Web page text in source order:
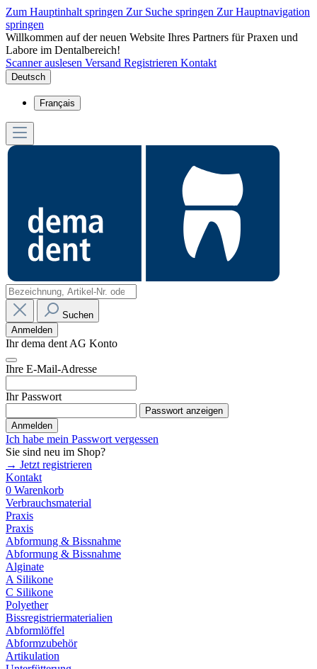
Zum Hauptinhalt springen Zur Suche springen Zur Hauptnavigation
springen
Willkommen auf der neuen Website Ihres Partners für Praxen und
Labore im Dentalbereich!
Scanner auslesen Versand Registrieren Kontakt
Deutsch
Français
Suchen
Anmelden
Ihr dema dent AG Konto
Ihre E-Mail-Adresse
Ihr Passwort
Passwort anzeigen
Anmelden
Ich habe mein Passwort vergessen
Sie sind neu im Shop?
→ Jetzt registrieren
Kontakt
0 Warenkorb
Verbrauchsmaterial
Praxis
Praxis
Abformung & Bissnahme
Abformung & Bissnahme
Alginate
A Silikone
C Silikone
Polyether
Bissregistriermaterialien
Abformlöffel
Abformzubehör
Artikulation